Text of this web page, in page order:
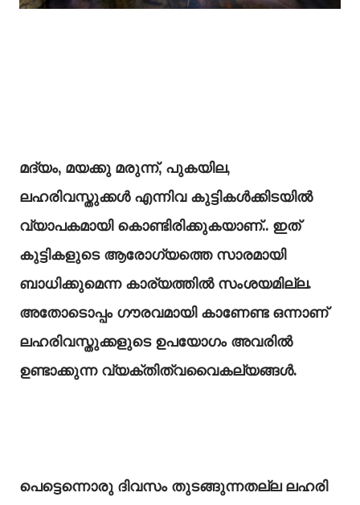
മദ്യം, മയക്കു മരുന്ന്, പുകയില,
ലഹരിവസ്തുക്കള്‍ എന്നിവ കുട്ടികള്‍ക്കിടയില്‍
വ്യാപകമായി കൊണ്ടിരിക്കുകയാണ്‌.. ഇത്
കുട്ടികളുടെ ആരോഗ്യത്തെ സാരമായി
ബാധിക്കുമെന്ന കാര്യത്തില്‍ സംശയമില്ല.
അതോടൊപ്പം ഗൗരവമായി കാണേണ്ട ഒന്നാണ്
ലഹരിവസ്തുക്കളുടെ ഉപയോഗം അവരില്‍
ഉണ്ടാക്കുന്ന വ്യക്തിത്വവൈകല്യങ്ങള്‍.
പെട്ടെന്നൊരു ദിവസം തുടങ്ങുന്നതല്ല ലഹരി